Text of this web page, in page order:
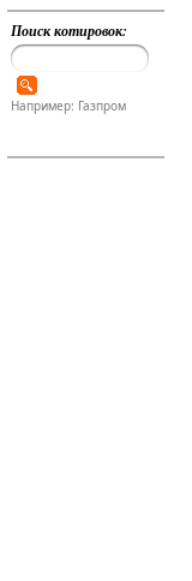
Поиск котировок:
Например: Газпром